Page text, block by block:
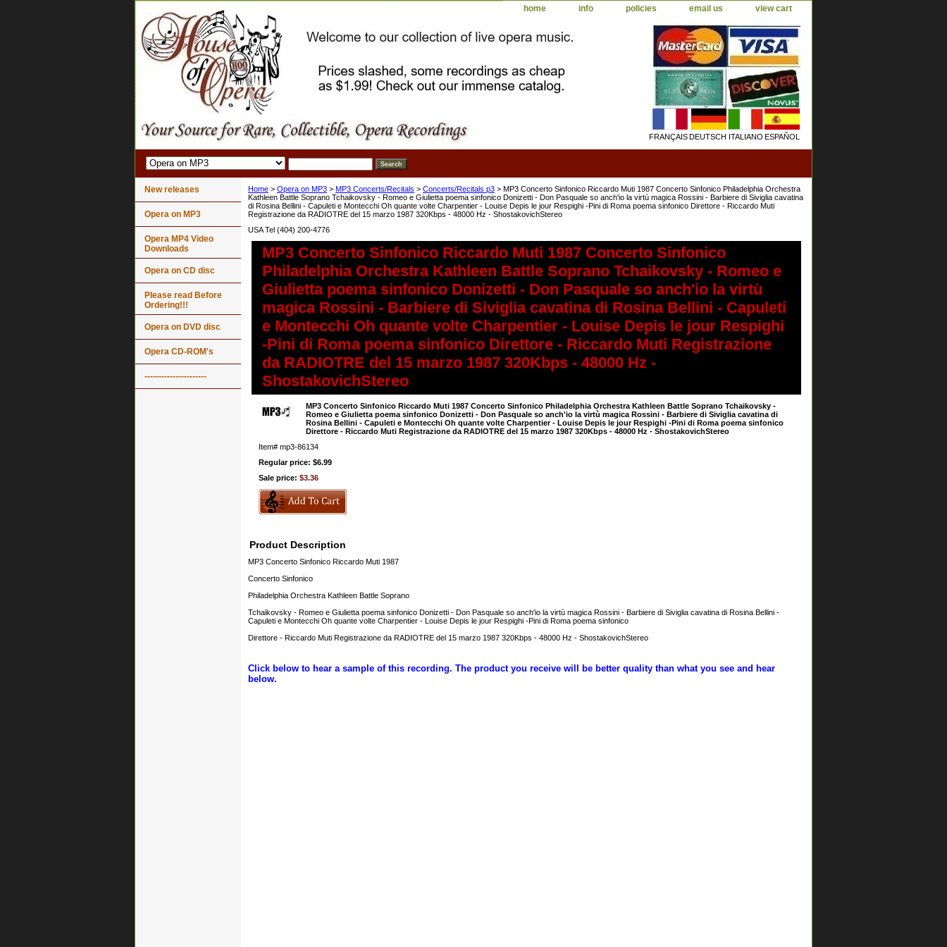
home info policies email us view cart
FRANÇAISDEUTSCH ITALIANO ESPAÑOL
Home > Opera on MP3 > MP3 Concerts/Recitals > Concerts/Recitals p3 > MP3 Concerto Sinfonico Riccardo Muti 1987 Concerto Sinfonico Philadelphia Orchestra
Kathleen Battle Soprano Tchaikovsky - Romeo e Giulietta poema sinfonico Donizetti - Don Pasquale so anch'io la virtù magica Rossini - Barbiere di Siviglia cavatina
di Rosina Bellini - Capuleti e Montecchi Oh quante volte Charpentier - Louise Depis le jour Respighi -Pini di Roma poema sinfonico Direttore - Riccardo Muti
Registrazione da RADIOTRE del 15 marzo 1987 320Kbps - 48000 Hz - ShostakovichStereo
USA Tel (404) 200-4776
MP3 Concerto Sinfonico Riccardo Muti 1987 Concerto Sinfonico
Philadelphia Orchestra Kathleen Battle Soprano Tchaikovsky - Romeo e
Giulietta poema sinfonico Donizetti - Don Pasquale so anch'io la virtù
magica Rossini - Barbiere di Siviglia cavatina di Rosina Bellini - Capuleti
e Montecchi Oh quante volte Charpentier - Louise Depis le jour Respighi
-Pini di Roma poema sinfonico Direttore - Riccardo Muti Registrazione
da RADIOTRE del 15 marzo 1987 320Kbps - 48000 Hz -
ShostakovichStereo
MP3 Concerto Sinfonico Riccardo Muti 1987 Concerto Sinfonico Philadelphia Orchestra Kathleen Battle Soprano Tchaikovsky -
Romeo e Giulietta poema sinfonico Donizetti - Don Pasquale so anch'io la virtù magica Rossini - Barbiere di Siviglia cavatina di
Rosina Bellini - Capuleti e Montecchi Oh quante volte Charpentier - Louise Depis le jour Respighi -Pini di Roma poema sinfonico
Direttore - Riccardo Muti Registrazione da RADIOTRE del 15 marzo 1987 320Kbps - 48000 Hz - ShostakovichStereo
Item# mp3-86134
Regular price: $6.99
Sale price: $3.36
Product Description
MP3 Concerto Sinfonico Riccardo Muti 1987
Concerto Sinfonico
Philadelphia Orchestra Kathleen Battle Soprano
Tchaikovsky - Romeo e Giulietta poema sinfonico Donizetti - Don Pasquale so anch'io la virtù magica Rossini - Barbiere di Siviglia cavatina di Rosina Bellini -
Capuleti e Montecchi Oh quante volte Charpentier - Louise Depis le jour Respighi -Pini di Roma poema sinfonico
Direttore - Riccardo Muti Registrazione da RADIOTRE del 15 marzo 1987 320Kbps - 48000 Hz - ShostakovichStereo
Click below to hear a sample of this recording. The product you receive will be better quality than what you see and hear
below.
New releases
Opera on MP3
Opera MP4 Video
Downloads
Opera on CD disc
Please read Before
Ordering!!!
Opera on DVD disc
Opera CD-ROM's
----------------------